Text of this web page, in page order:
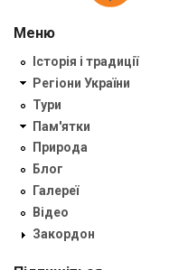
Меню
Історія і традиції
Регіони України
Тури
Пам'ятки
Природа
Блог
Галереї
Відео
Закордон